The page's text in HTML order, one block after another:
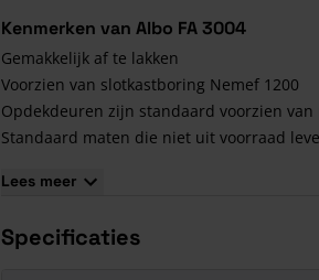
Kenmerken van Albo FA 3004
Gemakkelijk af te lakken
Voorzien van slotkastboring Nemef 1200
Opdekdeuren zijn standaard voorzien
Standaard maten die niet uit voorraad
De deur is zowel leverbaar met als zonder
Glas plaatsen
Lees meer
Specificaties